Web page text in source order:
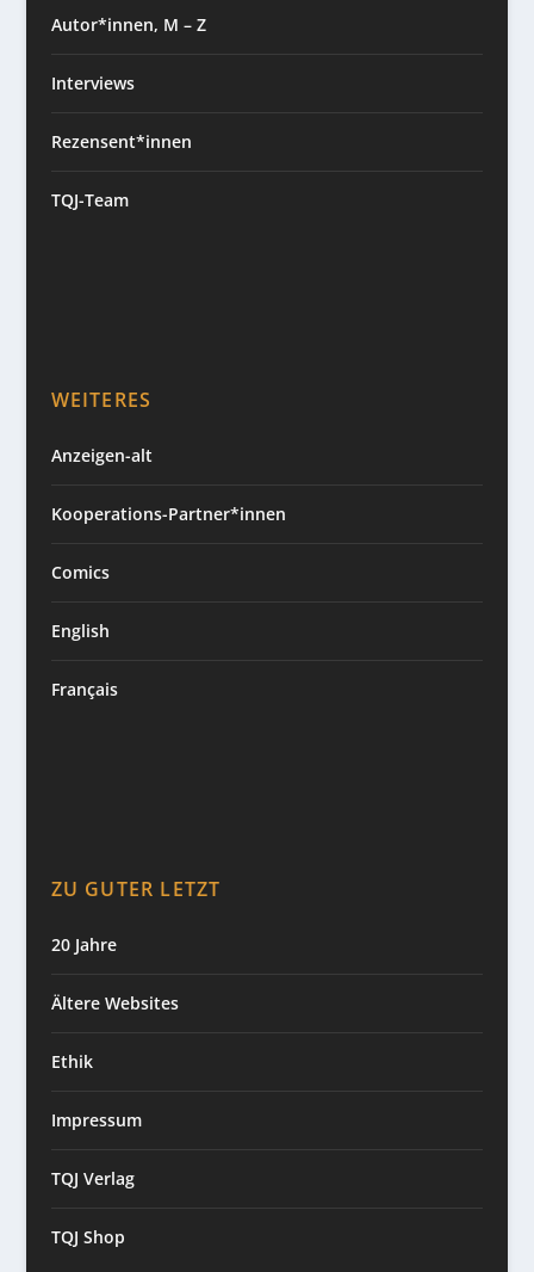
Autor*innen, M – Z
Interviews
Rezensent*innen
TQJ-Team
WEITERES
Anzeigen-alt
Kooperations-Partner*innen
Comics
English
Français
ZU GUTER LETZT
20 Jahre
Ältere Websites
Ethik
Impressum
TQJ Verlag
TQJ Shop